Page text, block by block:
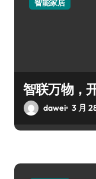
智能家居
智联万物，
dawei 3 月